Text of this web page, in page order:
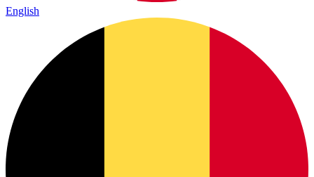
English